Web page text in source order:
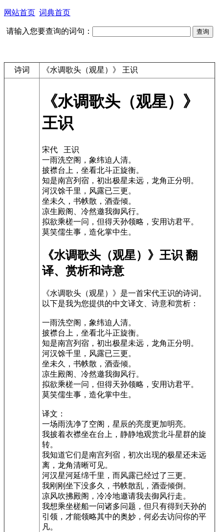
网站首页 词典首页
请输入您要查询的词句：
诗词 《水调歌头（观星）》 王识
《水调歌头（观星）》
王识
宋代 王识
一雨洗空阁，象纬迫人清。
披襟台上，坐看北斗正旋衡。
知是南宫列宿，初出极星未远，龙角正分明。
河汉馀千里，风露已三更。
坐未久，书帙散，酒壶倾。
凉生殿阁、冷然邀我御风行。
拟欲乘槎一问，但得天孙领略，安用访君平。
莫笑儒生事，造化掌中生。
《水调歌头（观星）》王识 翻
译、赏析和诗意
《水调歌头（观星）》是一首宋代王识的诗词。
以下是我为您提供的中文译文、诗意和赏析：
一雨洗空阁，象纬迫人清。
披襟台上，坐看北斗正旋衡。
知是南宫列宿，初出极星未远，龙角正分明。
河汉馀千里，风露已三更。
坐未久，书帙散，酒壶倾。
凉生殿阁、冷然邀我御风行。
拟欲乘槎一问，但得天孙领略，安用访君平。
莫笑儒生事，造化掌中生。
译文：
一场雨洗净了空阁，星辰的亮度更加明亮。
我披着衣襟坐在台上，静静地观赏北斗星群的旋
转。
我知道它们是南宫列宿，初次出现的极星还未远
离，龙角清晰可见。
河汉星河延绵千里，而风露已经过了三更。
我刚刚坐下没多久，书帙散乱，酒壶倾倒。
凉风吹拂殿阁，冷冷地邀请我去御风行走。
我想乘坐槎船一问诸多问题，但只有得到天孙的
引领，才能领略其中的奥妙，何必去访问你的平
凡。